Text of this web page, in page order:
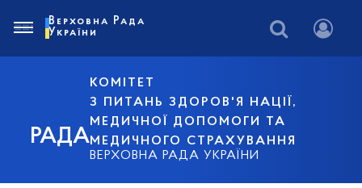
РАДА
КОМІТЕТ
З ПИТАНЬ ЗДОРОВ'Я НАЦІЇ,
МЕДИЧНОЇ ДОПОМОГИ ТА
МЕДИЧНОГО СТРАХУВАННЯ
ВЕРХОВНА РАДА УКРАЇНИ
Верховна Рада
України